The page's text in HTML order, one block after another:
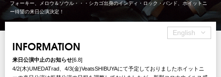
フォーキー、メロウ＆ソウル・・・シカゴ出身のインディ・ロック・バンド、ホイットニ
ー待望の来日公演決定！
English
INFORMATION
来日公演中止のお知らせ[6.8]
4/2(木)UMEDATrad、4/3(金)VeatsSHIBUYAにて予定しておりましたホイットニ